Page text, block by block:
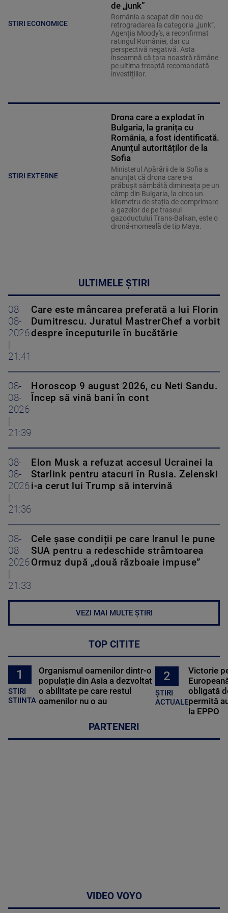
STIRI ECONOMICE
de „junk”
România a scapat din nou de
retrogradarea la categoria „junk”.
Agenția Moody's, a reconfirmat
ratingul României, dar cu
perspectivă negativă. Asta
înseamnă că țara noastră rămâne
pe ultima treaptă recomandată
investițiilor.
STIRI EXTERNE
Drona care a explodat în
Bulgaria, la granița cu
România, a fost identificată.
Anunțul autorităților de la
Sofia
Ministerul Apărării de la Sofia a
anunțat că drona care s-a
prăbușit sâmbătă dimineața pe un
câmp din Bulgaria, la circa un
kilometru de stația de comprimare
a gazelor de pe traseul
gazoductului Trans-Balkan, este o
dronă-momeală de tip Maya.
ULTIMELE ȘTIRI
08-
08-
2026
|
21:41
Care este mâncarea preferată a lui Florin
Dumitrescu. Juratul MastrerChef a vorbit
despre începuturile în bucătărie
08-
08-
2026
|
21:39
Horoscop 9 august 2026, cu Neti Sandu.
Încep să vină bani în cont
08-
08-
2026
|
21:36
Elon Musk a refuzat accesul Ucrainei la
Starlink pentru atacuri în Rusia. Zelenski
i-a cerut lui Trump să intervină
08-
08-
2026
|
21:33
Cele șase condiții pe care Iranul le pune
SUA pentru a redeschide strâmtoarea
Ormuz după „două războaie impuse”
VEZI MAI MULTE ȘTIRI
TOP CITITE
1
STIRI
STIINTA
Organismul oamenilor dintr-o
populație din Asia a dezvoltat
o abilitate pe care restul
oamenilor nu o au
2
ȘTIRI
ACTUALE
Victorie
obligată
permită
la EPPO
PARTENERI
VIDEO VOYO